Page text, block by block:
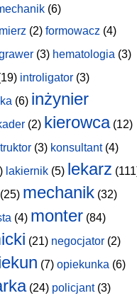
(6)
(2) formowacz (4)
(3) hematologia (3)
introligator (3)
(6) inżynier
(2) kierowca(12)
(3) konsultant(4)
lakiernik (5) lekarz
mechanik (32)
(4) monter (84)
(21) negocjator (2)
(7) opiekunka (6)
(24) policjant(3)